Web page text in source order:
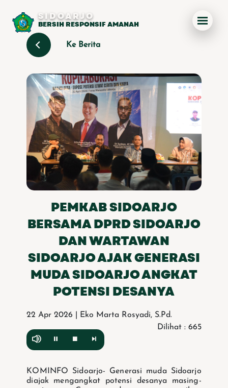
SIDOARJO
BERSIH RESPONSIF AMANAH
Ke Berita
PEMKAB SIDOARJO
BERSAMA DPRD SIDOARJO
DAN WARTAWAN
SIDOARJO AJAK GENERASI
MUDA SIDOARJO ANGKAT
POTENSI DESANYA
22 Apr 2026 | Eko Marta Rosyadi, S.Pd.
Dilihat : 665
KOMINFO Sidoarjo- Generasi muda Sidoarjo
diajak mengangkat potensi desanya masing-